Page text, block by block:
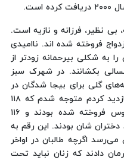
بی نظیر، فرزانه و نازیه است.
برای ازدواج فروخته شده اند. ناامیدی
به شکلی بیرحمانه زودتر از
بکشانند. در شهرک سبز
گلی برای بیجا شدگان در
ولایت هرات که ماه گذشته از آن بازدید کردم متوجه شدم که ۱۱۸
دختر زیر سن قانونی به عنوان عروس فروخته شده بودند و ۱۱۶
شان بودند. این رقم به
می‌رسد اگرچه طالبان در اواخر
فرمان دادند که زنان نباید تحت